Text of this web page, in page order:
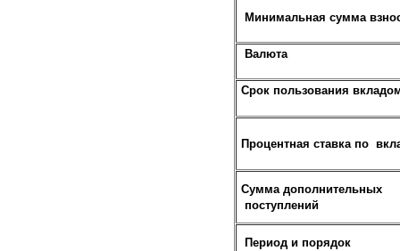
Минимальная сумма
Валюта
Срок пользования
Процентная ставка по
Сумма дополнительных
поступлений
Период и порядок